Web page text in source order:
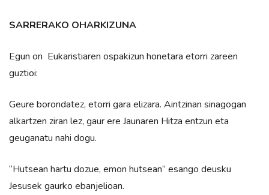
SARRERAKO OHARKIZUNA
Egun on Eukaristiaren ospakizun honetara etorri zareen
guztioi:
Geure borondatez, etorri gara elizara. Aintzinan sinagogan
alkartzen ziran lez, gaur ere Jaunaren Hitza entzun eta
geuganatu nahi dogu.
“Hutsean hartu dozue, emon hutsean” esango deusku
Jesusek gaurko ebanjelioan.